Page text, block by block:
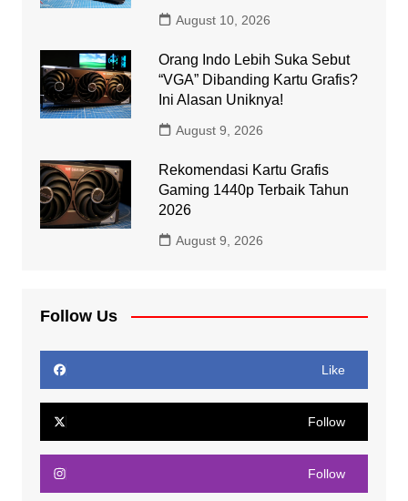
August 10, 2026
Orang Indo Lebih Suka Sebut
“VGA” Dibanding Kartu Grafis?
Ini Alasan Uniknya!
August 9, 2026
Rekomendasi Kartu Grafis
Gaming 1440p Terbaik Tahun
2026
August 9, 2026
Follow Us
Like
Follow
Follow